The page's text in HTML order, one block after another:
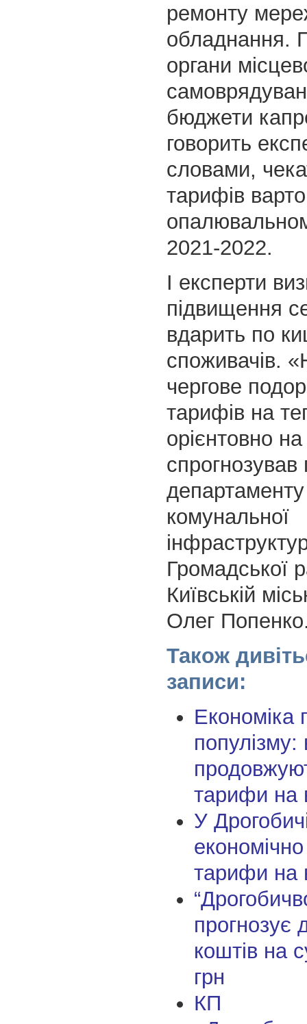
ремонту
обладнання.
органи
бюджети
говорить
словами,
тарифів
2021-2022.
І експерти
підвищення
вдарить по
споживачів.
чергове
тарифів на
орієнтовно
спрогнозував
комунальної
Громадської
Київській
Олег
Також
записи:
Економіка
популізму:
тарифи на
У
тарифи на
прогнозує
коштів на
грн
КП